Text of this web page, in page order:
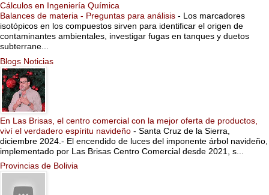
Cálculos en Ingeniería Química
Balances de materia - Preguntas para análisis - Los marcadores
isotópicos en los compuestos sirven para identificar el origen de
contaminantes ambientales, investigar fugas en tanques y duetos
subterrane...
Blogs Noticias
En Las Brisas, el centro comercial con la mejor oferta de productos,
viví el verdadero espíritu navideño - Santa Cruz de la Sierra,
diciembre 2024.- El encendido de luces del imponente árbol navideño,
implementado por Las Brisas Centro Comercial desde 2021, s...
Provincias de Bolivia